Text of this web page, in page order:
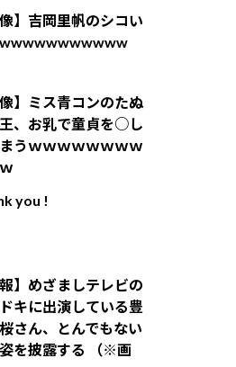
像】吉岡里帆のシコい
像】ミス青コンのたぬ
、お乳で童貞を○し
うｗｗｗｗｗｗｗｗ
you !
報】めざましテレビの
キに出演している豊
さん、とんでもない
を披露する （※画